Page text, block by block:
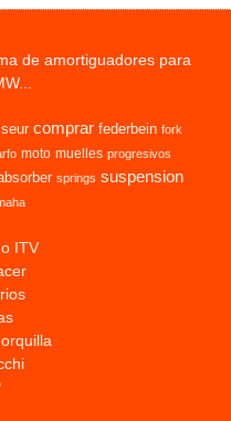
de amortiguadores para
comprar federbein fork
moto muelles progresivos
springs suspension
ITV